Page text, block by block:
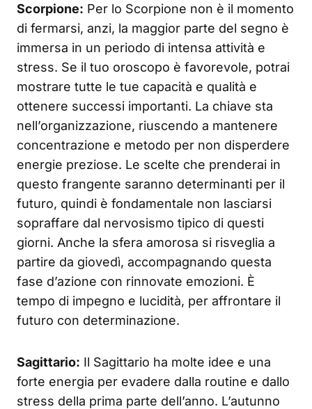
Scorpione: Per lo Scorpione non è il momento
di fermarsi, anzi, la maggior parte del segno è
immersa in un periodo di intensa attività e
stress. Se il tuo oroscopo è favorevole, potrai
mostrare tutte le tue capacità e qualità e
ottenere successi importanti. La chiave sta
nell’organizzazione, riuscendo a mantenere
concentrazione e metodo per non disperdere
energie preziose. Le scelte che prenderai in
questo frangente saranno determinanti per il
futuro, quindi è fondamentale non lasciarsi
sopraffare dal nervosismo tipico di questi
giorni. Anche la sfera amorosa si risveglia a
partire da giovedì, accompagnando questa
fase d’azione con rinnovate emozioni. È
tempo di impegno e lucidità, per affrontare il
futuro con determinazione.
Sagittario: Il Sagittario ha molte idee e una
forte energia per evadere dalla routine e dallo
stress della prima parte dell’anno. L’autunno